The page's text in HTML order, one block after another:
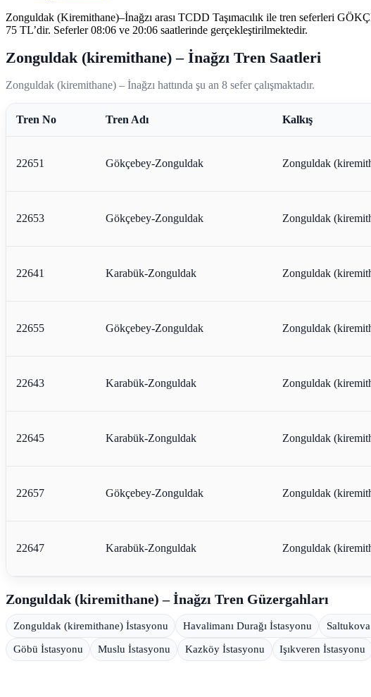
Zonguldak (Kiremithane)–İnağzı arası TCDD Taşımacılık ile tren seferleri
75 TL’dir. Seferler 08:06 ve 20:06 saatlerinde gerçekleştirilmektedir.
Zonguldak (kiremithane) – İnağzı Tren Saatleri
Zonguldak (kiremithane) – İnağzı hattında şu an 8 sefer çalışmaktadır.
Tren No Tren Adı Kalkış
22651 Gökçebey-Zonguldak Zonguldak
22653 Gökçebey-Zonguldak Zonguldak
22641 Karabük-Zonguldak Zonguldak
22655 Gökçebey-Zonguldak Zonguldak
22643 Karabük-Zonguldak Zonguldak
22645 Karabük-Zonguldak Zonguldak
22657 Gökçebey-Zonguldak Zonguldak
22647 Karabük-Zonguldak Zonguldak
Zonguldak (kiremithane) – İnağzı Tren Güzergahları
Zonguldak (kiremithane) İstasyonu Havalimanı Durağı İstasyonu
Göbü İstasyonu Muslu İstasyonu Kazköy İstasyonu Işıkveren İstasyonu